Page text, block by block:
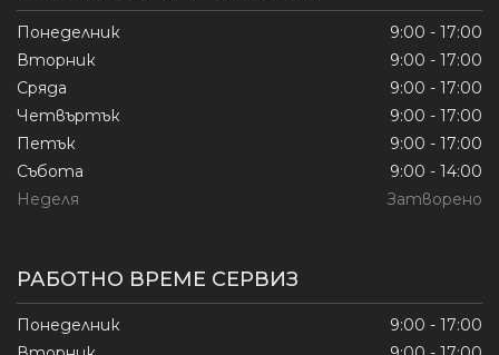
Понеделник
9:00 - 17:00
Вторник
9:00 - 17:00
Сряда
9:00 - 17:00
Четвъртък
9:00 - 17:00
Петък
9:00 - 17:00
Събота
9:00 - 14:00
Неделя
Затворено
РАБОТНО ВРЕМЕ СЕРВИЗ
Понеделник
9:00 - 17:00